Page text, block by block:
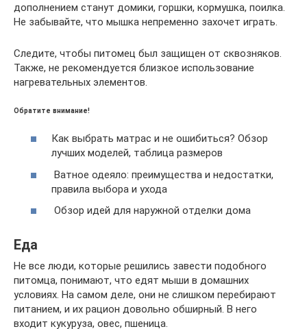
дополнением станут домики, горшки, кормушка, поилка.
Не забывайте, что мышка непременно захочет играть.
Следите, чтобы питомец был защищен от сквозняков.
Также, не рекомендуется близкое использование
нагревательных элементов.
Обратите внимание!
Как выбрать матрас и не ошибиться? Обзор
лучших моделей, таблица размеров
Ватное одеяло: преимущества и недостатки,
правила выбора и ухода
Обзор идей для наружной отделки дома
Еда
Не все люди, которые решились завести подобного
питомца, понимают, что едят мыши в домашних
условиях. На самом деле, они не слишком перебирают
питанием, и их рацион довольно обширный. В него
входит кукуруза, овес, пшеница.